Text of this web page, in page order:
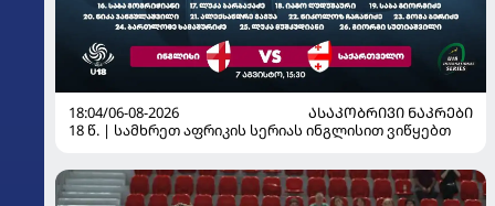
18:04/06-08-2026
ᲐᲡᲐᲙᲝᲑᲠᲘᲕᲘ ᲜᲐᲙᲠᲔᲑᲘ
18 წ. | სამხრეთ აფრიკის სერიას ინგლისით ვიწყებთ